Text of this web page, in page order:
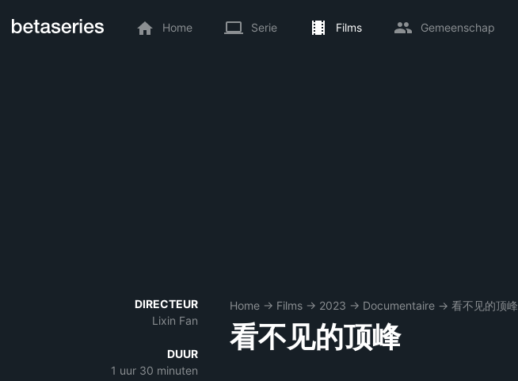
Home Serie Films Gemeenschap
DIRECTEUR
Lixin Fan
DUUR
1 uur 30 minuten
Home → Films → 2023 → Documentaire → 看不见的顶峰
看不见的顶峰